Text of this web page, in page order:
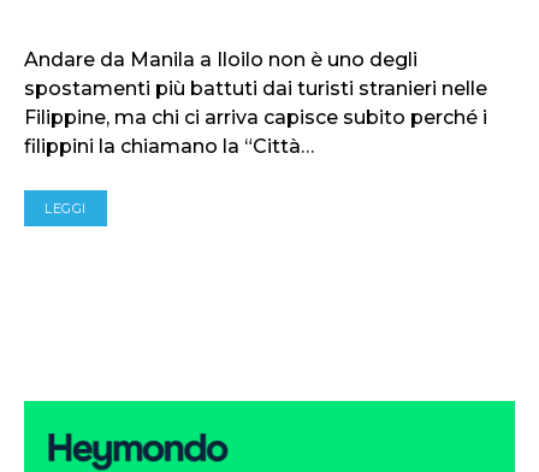
Andare da Manila a Iloilo non è uno degli
spostamenti più battuti dai turisti stranieri nelle
Filippine, ma chi ci arriva capisce subito perché i
filippini la chiamano la “Città…
LEGGI